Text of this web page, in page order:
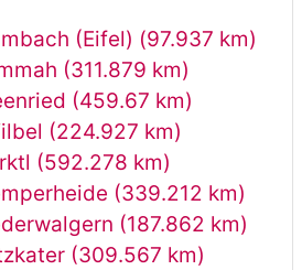
(Eifel) (97.937 km)
(311.879 km)
(459.67 km)
(224.927 km)
(592.278 km)
(339.212 km)
(187.862 km)
(309.567 km)